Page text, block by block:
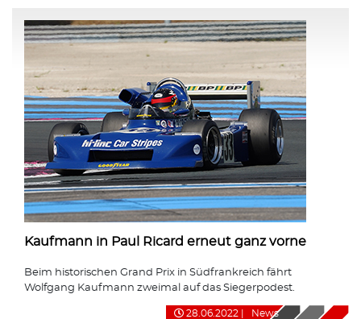
Kaufmann in Paul Ricard erneut ganz vorne
Beim historischen Grand Prix in Südfrankreich fährt
Wolfgang Kaufmann zweimal auf das Siegerpodest.
28.06.2022 News